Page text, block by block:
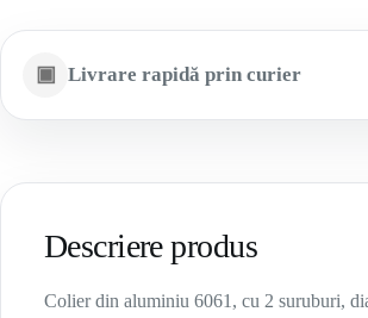
▣ Livrare rapidă prin curier
Descriere produs
Colier din aluminiu 6061, cu 2 suruburi,